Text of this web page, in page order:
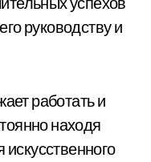
руководству и
работать и
находя